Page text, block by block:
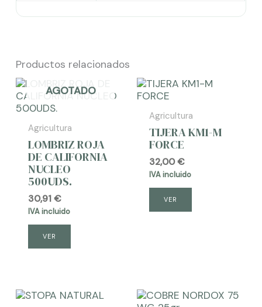
Productos relacionados
AGOTADO
Agricultura
LOMBRIZ ROJA
DE CALIFORNIA
NUCLEO
500UDS.
30,91€
IVA incluido
VER
Agricultura
TIJERA KM1-M
FORCE
32,00€
IVA incluido
VER